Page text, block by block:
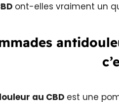
ont-elles vraiment un
au CBD est une